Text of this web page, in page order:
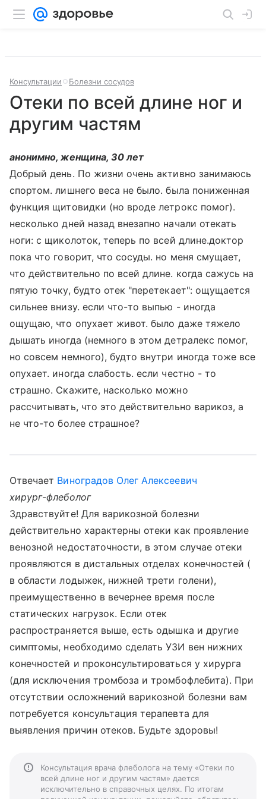
Консультации Болезни сосудов
Отеки по всей длине ног и
другим частям
анонимно, женщина, 30 лет
Добрый день. По жизни очень активно занимаюсь
спортом. лишнего веса не было. была пониженная
функция щитовидки (но вроде летрокс помог).
несколько дней назад внезапно начали отекать
ноги: с щиколоток, теперь по всей длине.доктор
пока что говорит, что сосуды. но меня смущает,
что действительно по всей длине. когда сажусь на
пятую точку, будто отек "перетекает": ощущается
сильнее внизу. если что-то выпью - иногда
ощущаю, что опухает живот. было даже тяжело
дышать иногда (немного в этом детралекс помог,
но совсем немного), будто внутри иногда тоже все
опухает. иногда слабость. если честно - то
страшно. Скажите, насколько можно
рассчитывать, что это действительно варикоз, а
не что-то более страшное?
Отвечает Виноградов Олег Алексеевич
хирург-флеболог
Здравствуйте! Для варикозной болезни
действительно характерны отеки как проявление
венозной недостаточности, в этом случае отеки
проявляются в дистальных отделах конечностей (
в области лодыжек, нижней трети голени),
преимущественно в вечернее время после
статических нагрузок. Если отек
распространяется выше, есть одышка и другие
симптомы, необходимо сделать УЗИ вен нижних
конечностей и проконсультироваться у хирурга
(для исключения тромбоза и тромбофлебита). При
отсутствии осложнений варикозной болезни вам
потребуется консультация терапевта для
выявления причин отеков. Будьте здоровы!
Консультация врача флеболога на тему «Отеки по
всей длине ног и другим частям» дается
исключительно в справочных целях. По итогам